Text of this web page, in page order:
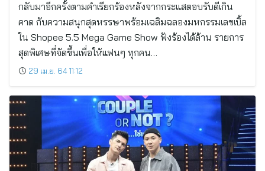
กลับมาอีกครั้งตามคำเรียกร้องหลังจากกระแสตอบรับดีเกิน
คาด กับความสนุกสุดหรรษาพร้อมเฉลิมฉลองมหกรรมเลขเบิ้ล
ใน Shopee 5.5 Mega Game Show ฟังร้องได้ล้าน รายการ
สุดพิเศษที่จัดขึ้นเพื่อให้แฟนๆ ทุกคน…
29 เม.ย. 64 11:12